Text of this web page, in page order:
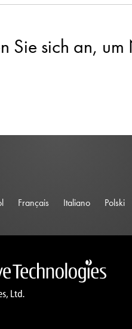
Sie sich an,
Français Italiano Polski